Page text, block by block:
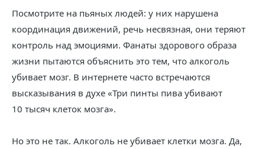
Посмотрите на пьяных людей: у них нарушена
координация движений, речь несвязная, они теряют
контроль над эмоциями. Фанаты здорового образа
жизни пытаются объяснить это тем, что алкоголь
убивает мозг. В интернете часто встречаются
высказывания в духе «Три пинты пива убивают
10 тысяч клеток мозга».
Но это не так. Алкоголь не убивает клетки мозга. Да,